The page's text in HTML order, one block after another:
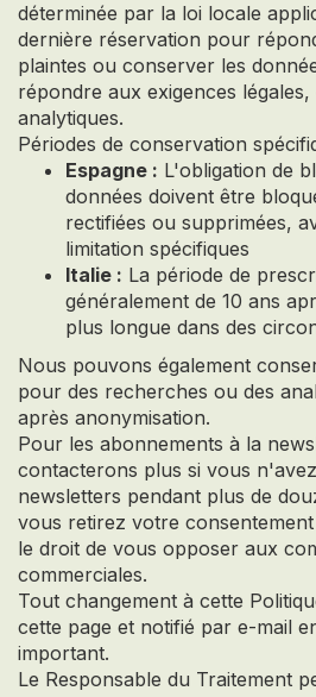
déterminée par la loi locale
dernière réservation pour
plaintes ou conserver les
répondre aux exigences
analytiques.
Périodes de conservation
Espagne : L'obligation de
données doivent être
rectifiées ou supprimées,
limitation spécifiques
Italie : La période de
généralement de 10 ans
plus longue dans des
Nous pouvons également
pour des recherches ou des
après anonymisation.
Pour les abonnements à la
contacterons plus si vous
newsletters pendant plus de
vous retirez votre
le droit de vous opposer aux
commerciales.
Tout changement à cette
cette page et notifié par e-mail
important.
Le Responsable du Traitement